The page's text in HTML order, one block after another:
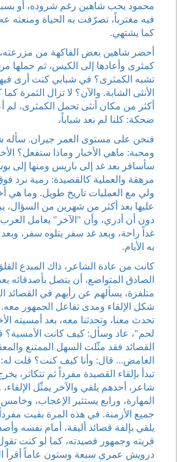
محمود يحب شاهين رغم شروده، أو
فيه مغترباً، تصرّفت به الحياة ومنعته
كما يشتهي.
أحضر شاهين بعض الفاكهة من
كمثرى وأعادها إلى الكيس، ثم حملها
تشبه الكمثرى؟ في شبابي كنت أرى
الأنثى الشابة. والآن؟ لا تزال الثمرة
أكثر من مكان أنثى تحمل الكمثرى، لم
ضحكة: كلنا لم نعد شباباً،
فنحن على مستوى العمر جيران.
ومحبة: ماهي الأخبار وماذا ستفعل؟
سأسافر بعد غد إلى باريس ومنها إلى
مرهقة والعملية كالقصيدة: رمية نرد
ولي مع العمليات تاريخ طويل. وما هي
عليها بعد أكثر من شهرين من السؤال،
دون أن أدري، وأن "الآخر" يعامل
غداً راحة، وبعد غد سفر يتلوه سفر،
به الأيام.
كانت من عادة الشاعر، ذاك المبدع
الصادق المتواضع، أن يتصل بأصدقائه
متلفزة، يسألهم عن رأيهم في القصائد
شكل الإلقاء ومدى تفاعل الجمهور
تحدث معنا، وتحدثنا معه، بعد أمسيته
لحم"، عاد وسأل: كيف كانت الأمسية؟
القصائد فقد مثّلت السهل الممتنع
الغامض... قال: وأنا كيف كنت؟ قلت
تبدأ بإلقاء القصيدة مفرداً ثم تتكاثر،
شاعر، أحدهم يلقي والآخر يمثّل
المهارة، ورابع يستثير الإعجاب،
جميع الأزمنة. في هذه المرة بقيت
يلقي بإلفة قصائد أليفة، أمام نفسه
قريته وجمهور قصيدته، كما لو كنت
درويش عمري سبعة وستون عاماً أقرأ